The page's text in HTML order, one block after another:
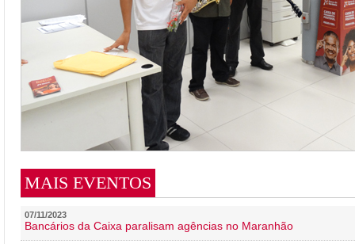
MAIS EVENTOS
07/11/2023
Bancários da Caixa paralisam agências no Maranhão